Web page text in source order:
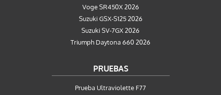
Voge SR450X 2026
Suzuki GSX-S125 2026
Suzuki SV-7GX 2026
Triumph Daytona 660 2026
PRUEBAS
Prueba Ultraviolette F77